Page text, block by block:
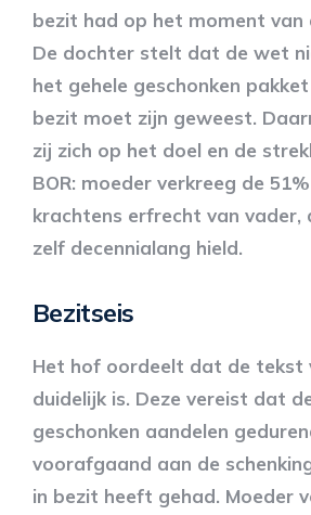
bezit had op het moment van
De dochter stelt dat de wet
het gehele geschonken
bezit moet zijn geweest.
zij zich op het doel en de
BOR: moeder verkreeg de
krachtens erfrecht van vader,
zelf decennialang hield.
Bezitseis
Het hof oordeelt dat de tekst
duidelijk is. Deze vereist dat
geschonken aandelen
voorafgaand aan de
in bezit heeft gehad. Moeder